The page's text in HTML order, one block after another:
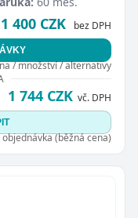
1 400 CZK bez DPH
/ množství / alternativy
1 744 CZK vč. DPH
(běžná cena)